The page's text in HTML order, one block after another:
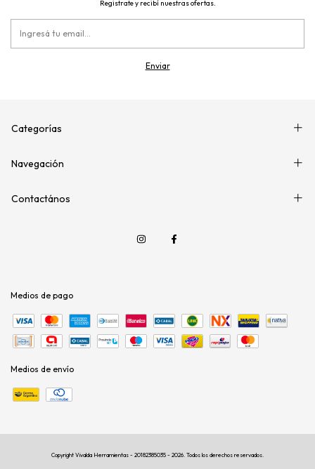
Registrate y recibí nuestras ofertas.
Categorías
Navegación
Contactános
Medios de pago
Medios de envío
Copyright Vivalda Herramientas - 20182385035 - 2026. Todos los derechos reservados.